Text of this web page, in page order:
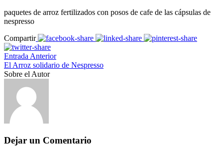
paquetes de arroz fertilizados con posos de cafe de las cápsulas de
nespresso
Compartir
Entrada Anterior
El Arroz solidario de Nespresso
Sobre el Autor
Dejar un Comentario